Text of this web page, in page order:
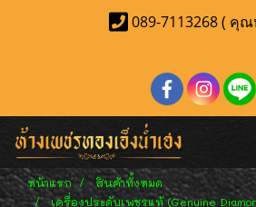
089-7113268 ( คุ
หน้าแรก
สินค้าทั้งหมด
เครื่องประดับเพชรแท้ (Genuine